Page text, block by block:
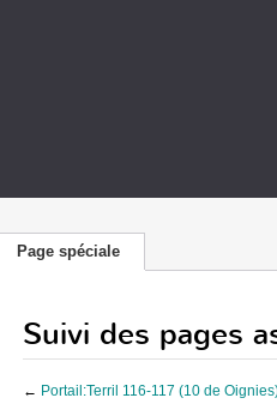
Page spéciale
Suivi des pages
← Portail:Terril 116-117 (10 de